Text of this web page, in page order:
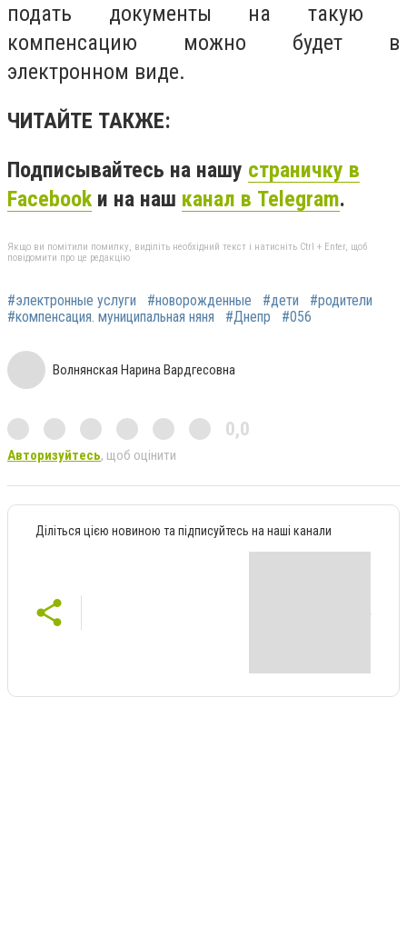
подать документы на такую ​​
компенсацию можно будет в
электронном виде.
ЧИТАЙТЕ ТАКЖЕ:
Подписывайтесь на нашу страничку в
Facebook и на наш канал в Telegram.
Якщо ви помітили помилку, виділіть необхідний текст і натисніть Ctrl + Enter, щоб
повідомити про це редакцію
#электронные услуги #новорожденные #дети
#родители
#компенсация. муниципальная няня
#Днепр #056
Волнянская Нарина Вардгесовна
0,0
Авторизуйтесь, щоб оцінити
Діліться цією новиною та підписуйтесь на наші канали